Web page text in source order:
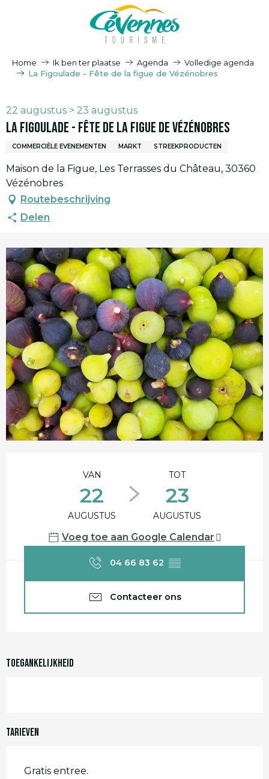
Home Ik ben ter plaatse Agenda
Volledige agenda
La Figoulade - Fête de la figue de Vézénobres
22 augustus > 23 augustus
La Figoulade - Fête de la figue de Vézénobres
COMMERCIËLE EVENEMENTEN MARKT STREEKPRODUCTEN
Maison de la Figue, Les Terrasses du Château, 30360
Vézénobres
Routebeschrijving
Delen
Openingstijden en contactgegevens
VAN
22
AUGUSTUS
TOT
23
AUGUSTUS
Voeg toe aan Google Calendar
04 66 83 62 ▒▒
Contacteer ons
Toegankelijkheid
Tarieven
Gratis entree.